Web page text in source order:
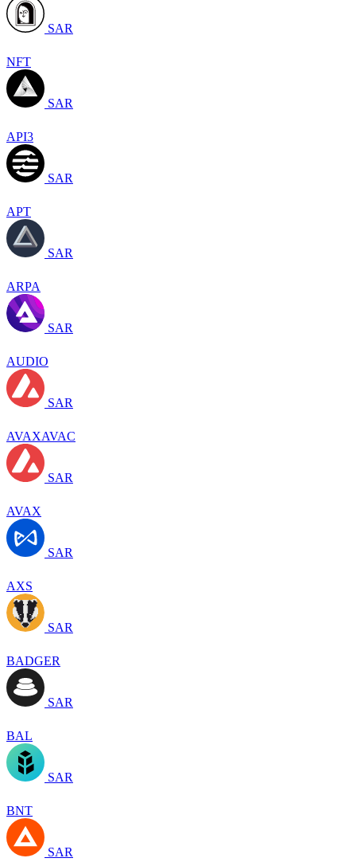
SAR
NFT
SAR
API3
SAR
APT
SAR
ARPA
SAR
AUDIO
SAR
AVAXAVAC
SAR
AVAX
SAR
AXS
SAR
BADGER
SAR
BAL
SAR
BNT
SAR